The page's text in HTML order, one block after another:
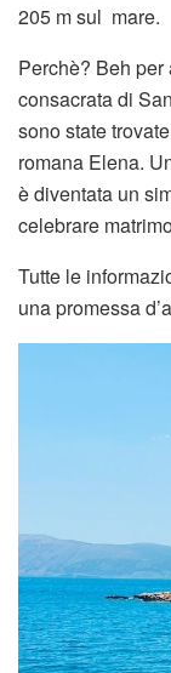
205 m sul mare.
Perchè? Beh per
consacrata di
sono state
romana Elena.
è diventata un
celebrare
Tutte le
una promessa